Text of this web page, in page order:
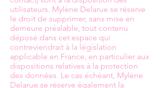
utilisateurs. Mylène Delarue se réserve
le droit de supprimer, sans mise en
demeure préalable, tout contenu
déposé dans cet espace qui
contreviendrait à la législation
applicable en France, en particulier aux
dispositions relatives à la protection
des données. Le cas échéant, Mylène
Delarue se réserve également la